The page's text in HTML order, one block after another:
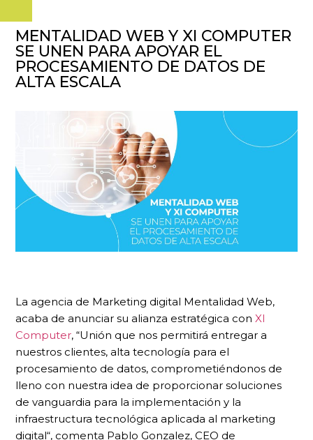
MENTALIDAD WEB Y XI COMPUTER
SE UNEN PARA APOYAR EL
PROCESAMIENTO DE DATOS DE
ALTA ESCALA
La agencia de Marketing digital Mentalidad Web,
acaba de anunciar su alianza estratégica con XI
Computer, “Unión que nos permitirá entregar a
nuestros clientes, alta tecnología para el
procesamiento de datos, comprometiéndonos de
lleno con nuestra idea de proporcionar soluciones
de vanguardia para la implementación y la
infraestructura tecnológica aplicada al marketing
digital“, comenta Pablo Gonzalez, CEO de